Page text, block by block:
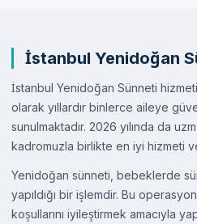
İstanbul Yenidoğan
İstanbul Yenidoğan Sünneti
olarak yıllardır binlerce aileye
sunulmaktadır. 2026 yılında da
kadromuzla birlikte en iyi hizmeti
Yenidoğan sünneti, bebeklerde
yapıldığı bir işlemdir. Bu
koşullarını iyileştirmek amacıyla